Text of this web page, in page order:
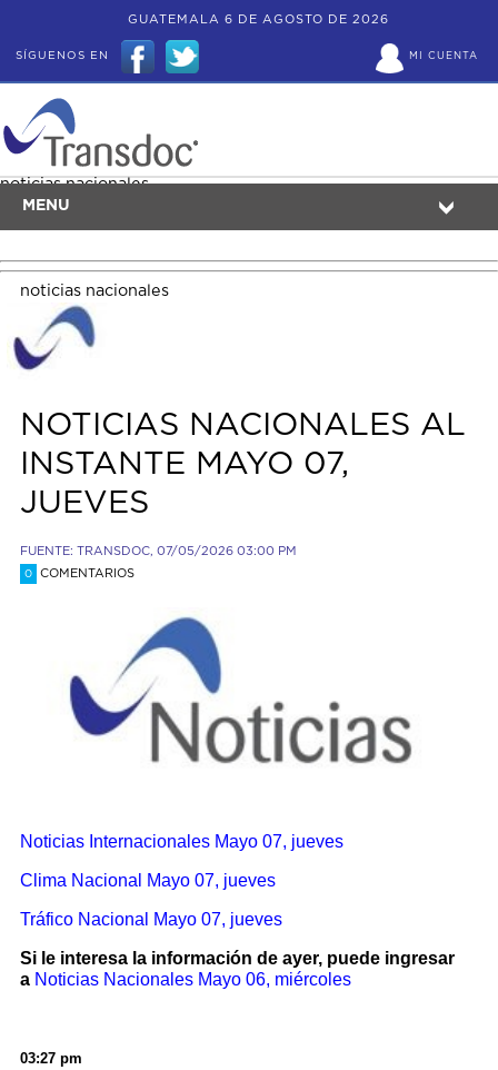
GUATEMALA 6 DE AGOSTO DE 2026
MI CUENTA
SÍGUENOS EN
MENU
noticias nacionales
noticias nacionales
NOTICIAS NACIONALES AL
INSTANTE MAYO 07,
JUEVES
FUENTE: TRANSDOC, 07/05/2026 03:00 PM
0 COMENTARIOS
Noticias Internacionales Mayo 07, jueves
Clima Nacional Mayo 07, jueves
Tráfico Nacional Mayo 07, jueves
Si le interesa la información de ayer, puede ingresar
a Noticias Nacionales Mayo 06, miércoles
03:27 pm